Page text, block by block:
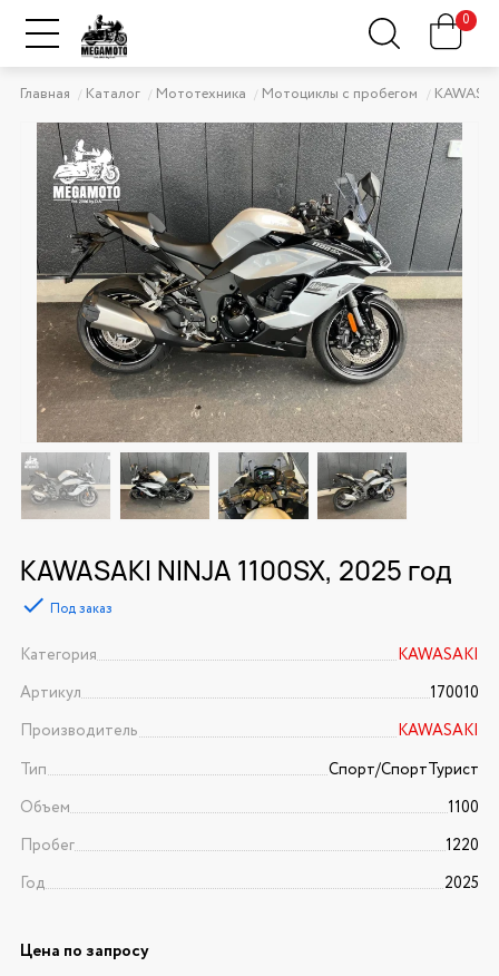
0
Главная Каталог Мототехника Мотоциклы с пробегом
KAWASAKI NINJA 1100SX, 2025 год
Под заказ
Категория
KAWASAKI
Артикул
170010
Производитель
KAWASAKI
Тип
Спорт/CпортТурист
Объем
1100
Пробег
1220
Год
2025
Цена по запросу